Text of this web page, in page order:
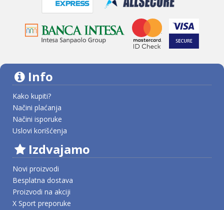
Info
Kako kupiti?
Načini plaćanja
Načini isporuke
Uslovi korišćenja
Izdvajamo
Novi proizvodi
Besplatna dostava
Proizvodi na akciji
X Sport preporuke